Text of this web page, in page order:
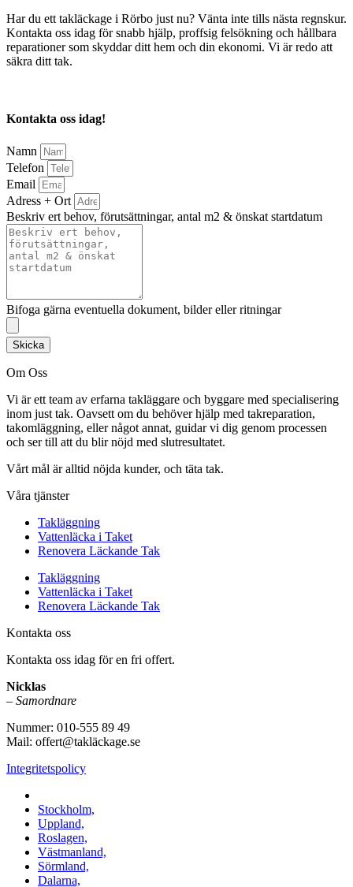
Har du ett takläckage i Rörbo just nu? Vänta inte tills nästa regnskur.
Kontakta oss idag för snabb hjälp, proffsig felsökning och hållbara
reparationer som skyddar ditt hem och din ekonomi. Vi är redo att
säkra ditt tak.
Kontakta oss idag!
Namn
Telefon
Email
Adress + Ort
Beskriv ert behov, förutsättningar, antal m2 & önskat startdatum
Bifoga gärna eventuella dokument, bilder eller ritningar
Skicka
Om Oss
Vi är ett team av erfarna takläggare och byggare med specialisering
inom just tak. Oavsett om du behöver hjälp med takreparation,
takomläggning, eller något annat, guidar vi dig genom processen
och ser till att du blir nöjd med slutresultatet.
Vårt mål är alltid nöjda kunder, och täta tak.
Våra tjänster
Takläggning
Vattenläcka i Taket
Renovera Läckande Tak
Takläggning
Vattenläcka i Taket
Renovera Läckande Tak
Kontakta oss
Kontakta oss idag för en fri offert.
Nicklas
– Samordnare
Nummer: 010-555 89 49
Mail: offert@takläckage.se
Integritetspolicy
Stockholm,
Uppland,
Roslagen,
Västmanland,
Sörmland,
Dalarna,